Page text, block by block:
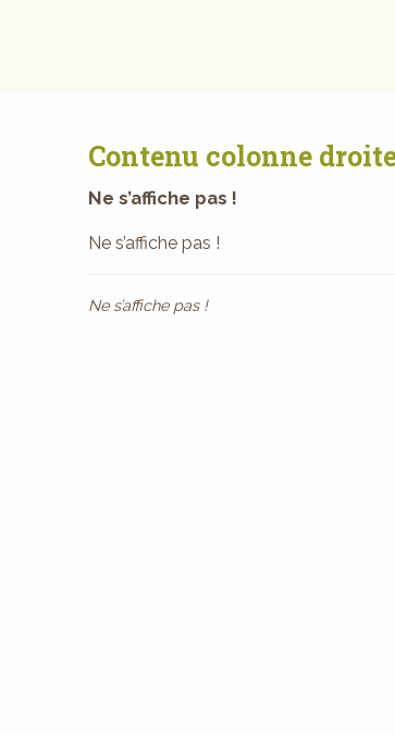
Contenu colonne
Ne s’affiche pas !
Ne s’affiche pas !
Ne s’affiche pas !